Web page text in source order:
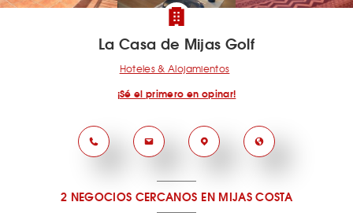
La Casa de Mijas Golf
Hoteles & Alojamientos
¡Sé el primero en opinar!
2 NEGOCIOS CERCANOS EN MIJAS COSTA